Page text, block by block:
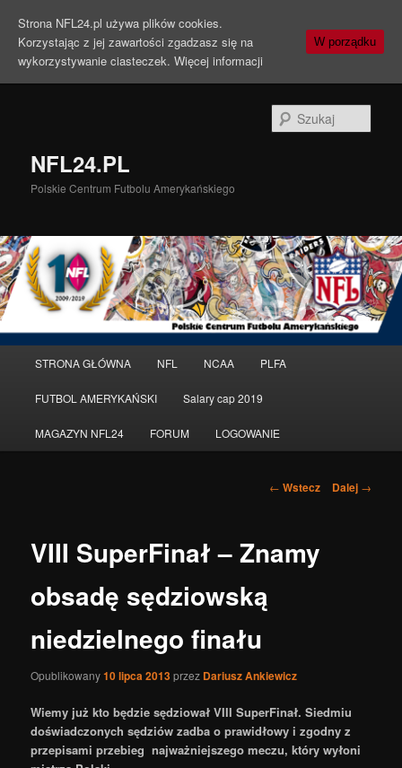
NFL24.PL
Polskie Centrum Futbolu Amerykańskiego
główne
Przeskocz
do
tekstu
STRONA GŁÓWNA NFL NCAA PLFA
FUTBOL AMERYKAŃSKI Salary cap 2019
MAGAZYN NFL24 FORUM LOGOWANIE
Nawigacja
← Wstecz Dalej →
VIII SuperFinał – Znamy
obsadę sędziowską
niedzielnego finału
Opublikowany10 lipca 2013przez Dariusz Ankiewicz
Wiemy już kto będzie sędziował VIII SuperFinał. Siedmiu
doświadczonych sędziów zadba o prawidłowy i zgodny z
przepisami przebieg najważniejszego meczu, który wyłoni
Strona NFL24.pl używa plików cookies.
Korzystając z jej zawartości zgadzasz się na
wykorzystywanie ciasteczek. Więcej informacji
W porządku